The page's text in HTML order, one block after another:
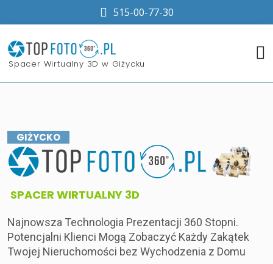
515-00-77-30
​Spacer Wirtualny 3D w Giżycku
GIŻYCKO
​SPACER WIRTUALNY 3D
Najnowsza Technologia Prezentacji 360 Stopni.
Potencjalni Klienci Mogą Zobaczyć Każdy Zakątek
Twojej Nieruchomości bez Wychodzenia z Domu